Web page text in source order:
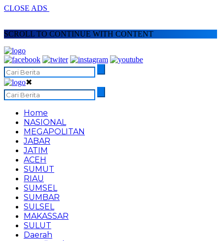
CLOSE ADS
SCROLL TO CONTINUE WITH CONTENT
✖
Home
NASIONAL
MEGAPOLITAN
JABAR
JATIM
ACEH
SUMUT
RIAU
SUMSEL
SUMBAR
SULSEL
MAKASSAR
SULUT
Daerah